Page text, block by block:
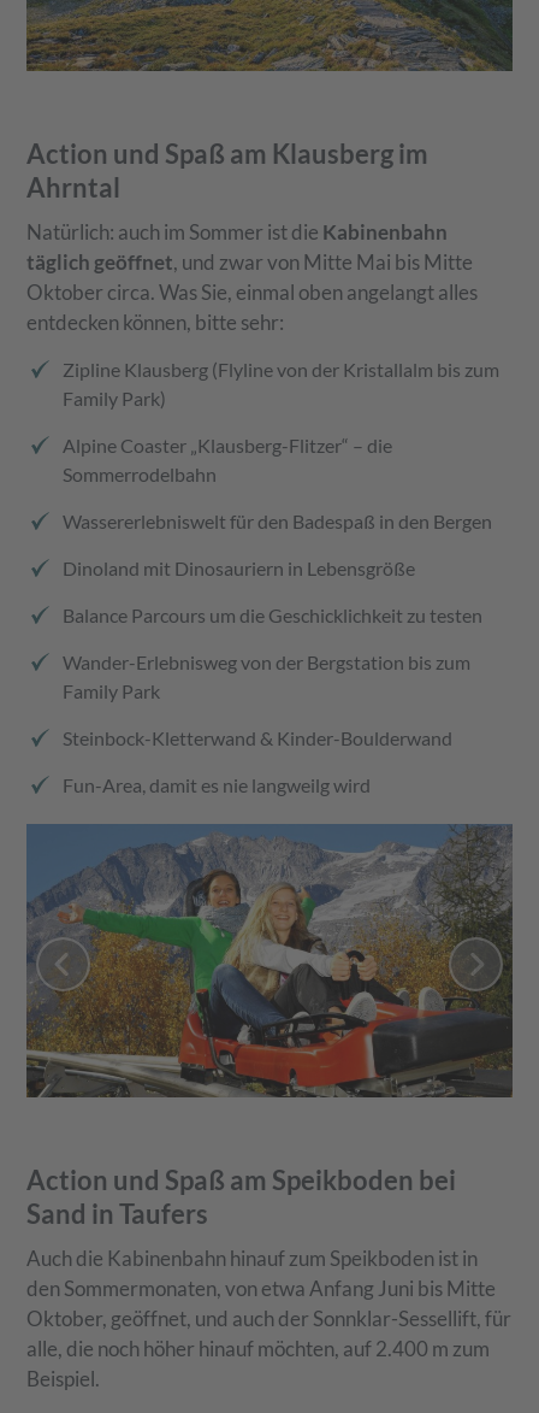
Action und Spaß am Klausberg im
Ahrntal
Natürlich: auch im Sommer ist die Kabinenbahn
täglich geöffnet, und zwar von Mitte Mai bis Mitte
Oktober circa. Was Sie, einmal oben angelangt alles
entdecken können, bitte sehr:
Zipline Klausberg (Flyline von der Kristallalm bis zum
Family Park)
Alpine Coaster „Klausberg-Flitzer“ – die
Sommerrodelbahn
Wassererlebniswelt für den Badespaß in den Bergen
Dinoland mit Dinosauriern in Lebensgröße
Balance Parcours um die Geschicklichkeit zu testen
Wander-Erlebnisweg von der Bergstation bis zum
Family Park
Steinbock-Kletterwand & Kinder-Boulderwand
Fun-Area, damit es nie langweilg wird
Action und Spaß am Speikboden bei
Sand in Taufers
Auch die Kabinenbahn hinauf zum Speikboden ist in
den Sommermonaten, von etwa Anfang Juni bis Mitte
Oktober, geöffnet, und auch der Sonnklar-Sessellift, für
alle, die noch höher hinauf möchten, auf 2.400 m zum
Beispiel.